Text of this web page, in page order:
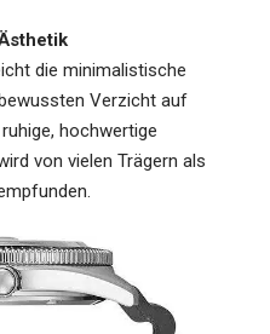
die minimalistische
Verzicht auf
hochwertige
von vielen Trägern als